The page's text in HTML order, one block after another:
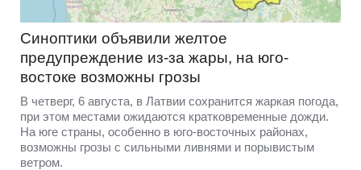
Синоптики объявили желтое
предупреждение из-за жары, на юго-
востоке возможны грозы
В четверг, 6 августа, в Латвии сохранится жаркая погода,
при этом местами ожидаются кратковременные дожди.
На юге страны, особенно в юго-восточных районах,
возможны грозы с сильными ливнями и порывистым
ветром.